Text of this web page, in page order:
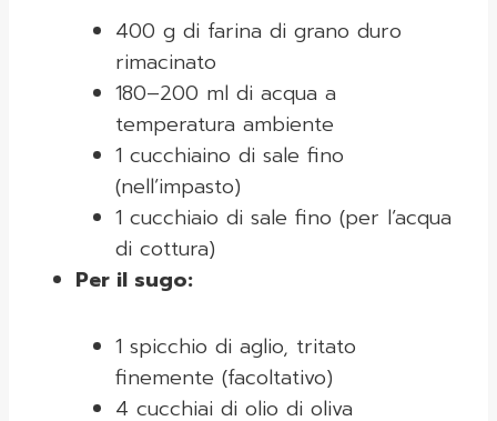
400 g di farina di grano duro
rimacinato
180–200 ml di acqua a
temperatura ambiente
1 cucchiaino di sale fino
(nell’impasto)
1 cucchiaio di sale fino (per l’acqua
di cottura)
Per il sugo:
1 spicchio di aglio, tritato
finemente (facoltativo)
4 cucchiai di olio di oliva